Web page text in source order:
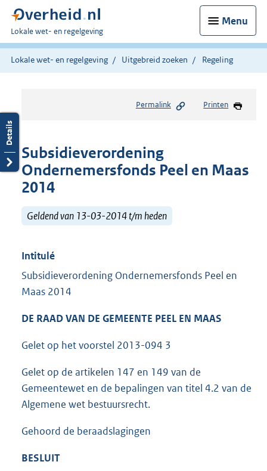
Menu
U
bent
hier:
Lokale wet- en regelgeving
Lokale wet- en regelgeving Uitgebreid zoeken Regeling
Permalink Printen
Subsidieverordening
Ondernemersfonds Peel en Maas
2014
Geldend van 13-03-2014 t/m heden
Intitulé
Subsidieverordening Ondernemersfonds Peel en
Maas 2014
DE RAAD VAN DE GEMEENTE PEEL EN MAAS
Gelet op het voorstel 2013-094 3
Gelet op de artikelen 147 en 149 van de
Gemeentewet en de bepalingen van titel 4.2 van de
Algemene wet bestuursrecht.
Gehoord de beraadslagingen
BESLUIT